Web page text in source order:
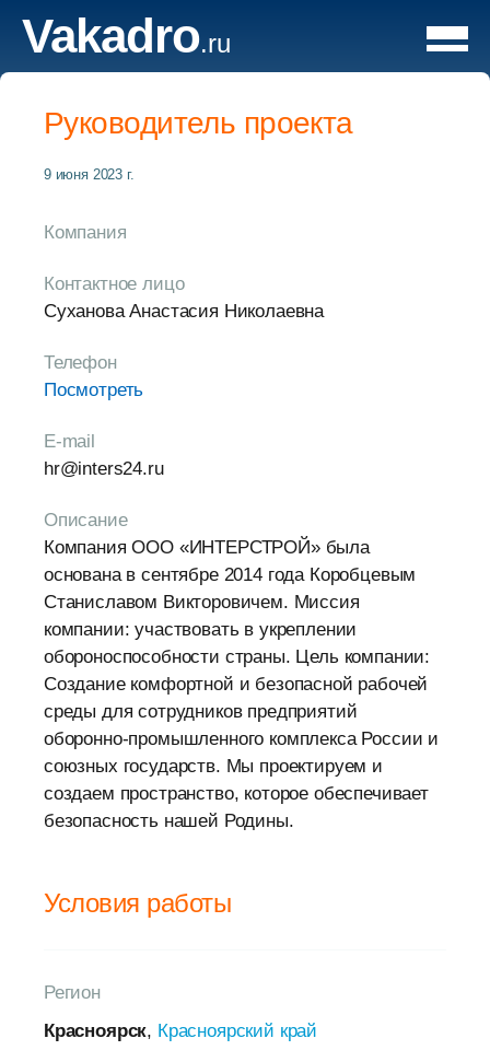
Vakadro.ru
Руководитель проекта
9 июня 2023 г.
Компания
Контактное лицо
Суханова Анастасия Николаевна
Телефон
Посмотреть
E-mail
hr@inters24.ru
Описание
Компания ООО «ИНТЕРСТРОЙ» была
основана в сентябре 2014 года Коробцевым
Станиславом Викторовичем. Миссия
компании: участвовать в укреплении
обороноспособности страны. Цель компании:
Создание комфортной и безопасной рабочей
среды для сотрудников предприятий
оборонно-промышленного комплекса России и
союзных государств. Мы проектируем и
создаем пространство, которое обеспечивает
безопасность нашей Родины.
Условия работы
Регион
Красноярск, Красноярский край